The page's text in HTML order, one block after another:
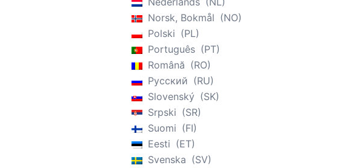
Norsk, Bokmål
NO
Polski
PL
Português
PT
Română
RO
Русский
RU
Slovenský
SK
Srpski
SR
Suomi
FI
Eesti
ET
Svenska
SV